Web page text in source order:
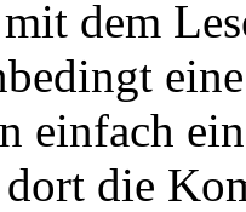
dem
einfach
die